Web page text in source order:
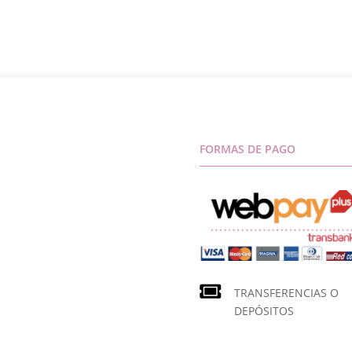
FORMAS DE PAGO
TRANSFERENCIAS O
DEPÓSITOS